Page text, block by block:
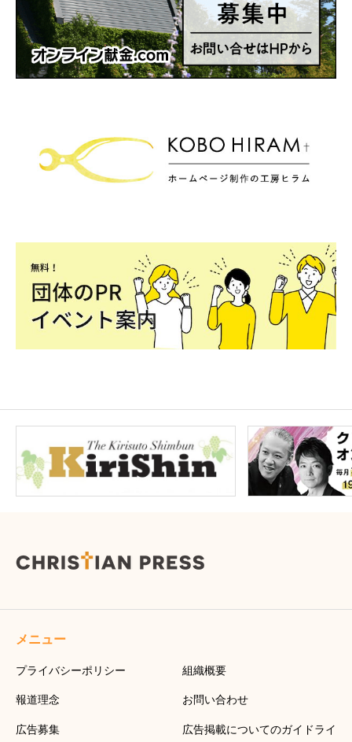
メニュー
プライバシーポリシー 組織概要
報道理念 お問い合わせ
広告募集
広告掲載についてのガイドライ